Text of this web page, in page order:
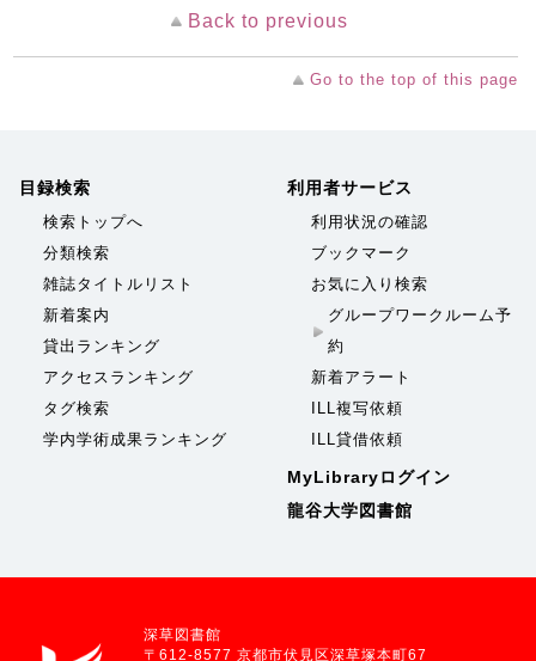
Back to previous
Go to the top of this page
目録検索
検索トップへ
分類検索
雑誌タイトルリスト
新着案内
貸出ランキング
アクセスランキング
タグ検索
学内学術成果ランキング
利用者サービス
利用状況の確認
ブックマーク
お気に入り検索
グループワークルーム予
約
新着アラート
ILL複写依頼
ILL貸借依頼
MyLibraryログイン
龍谷大学図書館
深草図書館
〒612-8577 京都市伏見区深草塚本町67